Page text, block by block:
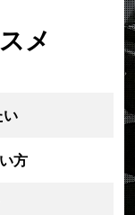
メ
い
方